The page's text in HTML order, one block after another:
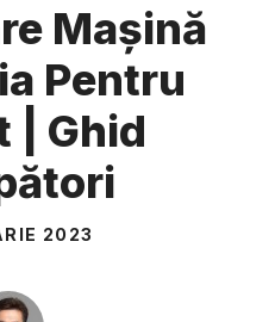
Mașină
Pentru
| Ghid
2023